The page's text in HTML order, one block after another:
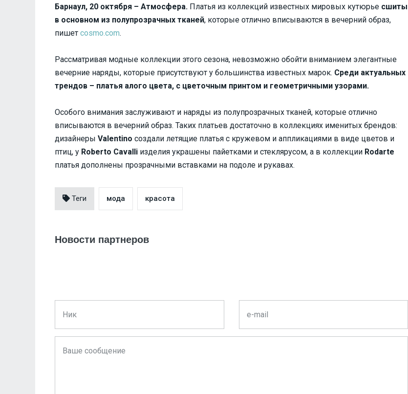
Барнаул, 20 октября – Атмосфера. Платья из коллекций известных мировых кутюрье сшиты
в основном из полупрозрачных тканей, которые отлично вписываются в вечерний образ,
пишет cosmo.com.
Рассматривая модные коллекции этого сезона, невозможно обойти вниманием элегантные
вечерние наряды, которые присутствуют у большинства известных марок. Среди актуальных
трендов – платья алого цвета, с цветочным принтом и геометричными узорами.
Особого внимания заслуживают и наряды из полупрозрачных тканей, которые отлично
вписываются в вечерний образ. Таких платьев достаточно в коллекциях именитых брендов:
дизайнеры Valentino создали летящие платья с кружевом и аппликациями в виде цветов и
птиц, у Roberto Cavalli изделия украшены пайетками и стеклярусом, а в коллекции Rodarte
платья дополнены прозрачными вставками на подоле и рукавах.
Теги мода красота
Новости партнеров